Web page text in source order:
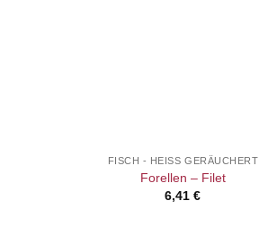
FISCH - HEISS GERÄUCHERT
Forellen – Filet
6,41€